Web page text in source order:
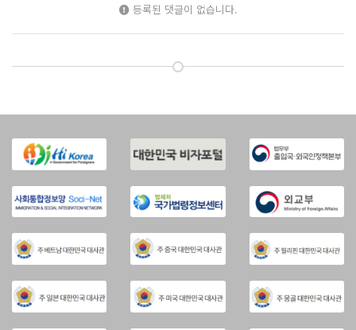
등록된 댓글이 없습니다.